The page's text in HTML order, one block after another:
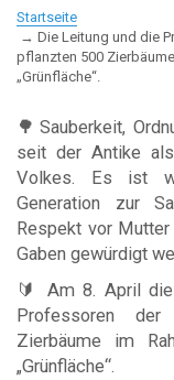
Startseite
Die Leitung und die
pflanzten 500
„Grünfläche“.
🌳Sauberkeit,
seit der Antike
Volkes. Es ist
Generation zur
Respekt vor
Gaben gewürdigt
🔰 Am 8. April
Professoren
Zierbäume im
„Grünfläche“.